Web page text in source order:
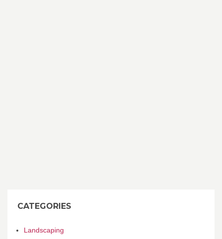
CATEGORIES
Landscaping